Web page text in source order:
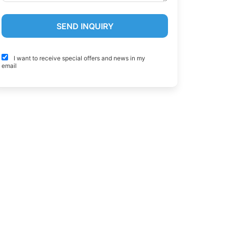
I want to receive special offers and news in my
email